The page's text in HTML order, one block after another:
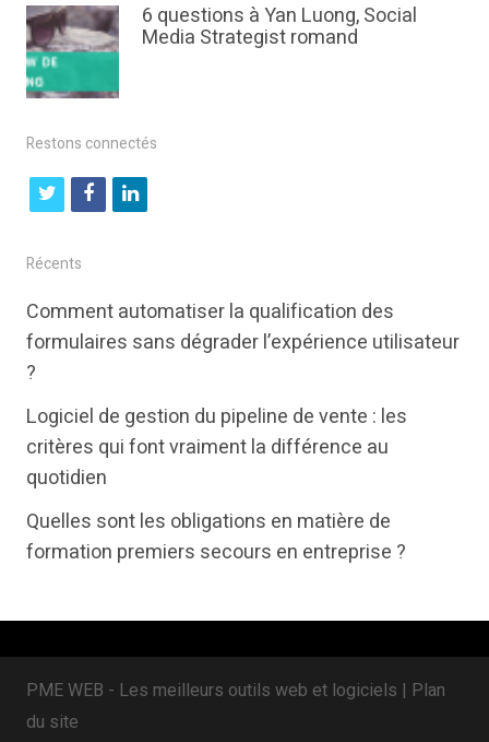
6 questions à Yan Luong, Social
Media Strategist romand
Restons connectés
t
i
t
r
f
b
k
l
k
e
n
Récents
Comment automatiser la qualification des
formulaires sans dégrader l’expérience utilisateur
?
Logiciel de gestion du pipeline de vente : les
critères qui font vraiment la différence au
quotidien
Quelles sont les obligations en matière de
formation premiers secours en entreprise ?
PME WEB - Les meilleurs outils web et logiciels | Plan
du site